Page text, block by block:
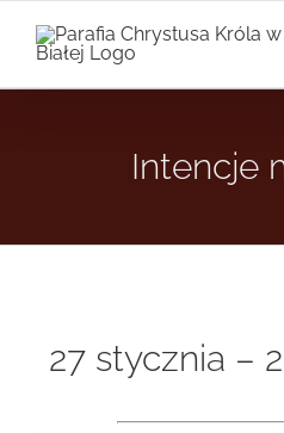
zawartości
Intencje
27 stycznia –